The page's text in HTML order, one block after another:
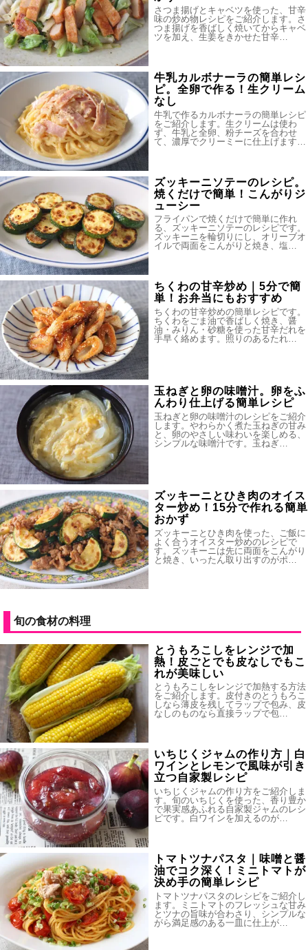
さつま揚げとキャベツを使った、甘辛
味の炒め物レシピをご紹介します。さ
つま揚げを香ばしく焼いてからキャベ
ツを加え、生姜をきかせた甘辛…
牛乳カルボナーラの簡単レシ
ピ。全卵で作る！生クリーム
なし
牛乳で作るカルボナーラの簡単レシピ
をご紹介します。生クリームは使わ
ず、牛乳と全卵、粉チーズを合わせ
て、濃厚でクリーミーに仕上げます…
ズッキーニソテーのレシピ。
焼くだけで簡単！こんがりジ
ューシー
フライパンで焼くだけで簡単に作れ
る、ズッキーニソテーのレシピです。
ズッキーニを輪切りにし、オリーブオ
イルで両面をこんがりと焼き、塩…
ちくわの甘辛炒め｜5分で簡
単！お弁当にもおすすめ
ちくわの甘辛炒めの簡単レシピです。
ちくわをごま油で香ばしく焼き、醤
油・みりん・砂糖を使った甘辛だれを
手早く絡めます。照りのあるたれ…
玉ねぎと卵の味噌汁。卵をふ
んわり仕上げる簡単レシピ
玉ねぎと卵の味噌汁のレシピをご紹介
します。やわらかく煮た玉ねぎの甘み
と、卵のやさしい味わいを楽しめる、
シンプルな味噌汁です。玉ねぎ…
ズッキーニとひき肉のオイス
ター炒め！15分で作れる簡単
おかず
ズッキーニとひき肉を使った、ご飯に
よく合うオイスター炒めのレシピで
す。ズッキーニは先に両面をこんがり
と焼き、いったん取り出すのがポ…
旬の食材の料理
とうもろこしをレンジで加
熱！皮ごとでも皮なしでもこ
れが美味しい
とうもろこしをレンジで加熱する方法
をご紹介します。皮付きのとうもろこ
しなら薄皮を残してラップで包み、皮
なしのものなら直接ラップで包…
いちじくジャムの作り方｜白
ワインとレモンで風味が引き
立つ自家製レシピ
いちじくジャムの作り方をご紹介しま
す。旬のいちじくを使った、香り豊か
で果実感あふれる自家製ジャムのレシ
ピです。白ワインを加えるのが…
トマトツナパスタ｜味噌と醤
油でコク深く！ミニトマトが
決め手の簡単レシピ
トマトツナパスタのレシピをご紹介し
ます。ミニトマトのフレッシュな甘み
とツナの旨味が合わさり、シンプルな
がら満足感のある一皿に仕上が…